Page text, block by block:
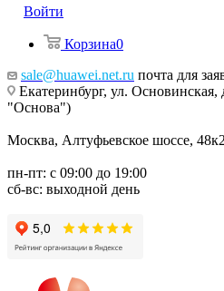
Войти
Корзина0
sale@huawei.net.ru почта для
Екатеринбург, ул.
"Основа")
Москва, Алтуфьевское шоссе,
пн-пт: с 09:00 до 19:00
сб-вс: выходной день